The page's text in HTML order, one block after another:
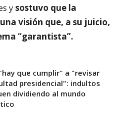
ysostuvo que la
visión que, a su juicio,
“garantista”.
que cumplir" a "revisar
presidencial": indultos
dividiendo al mundo